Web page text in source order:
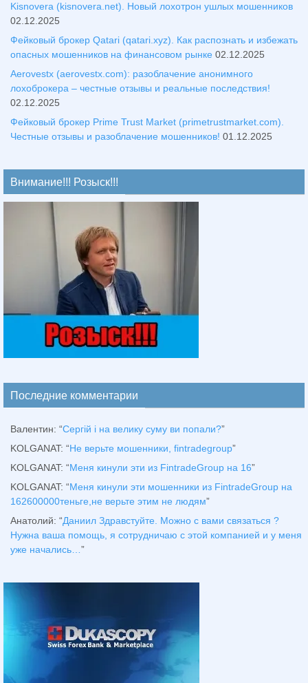
Kisnovera (kisnovera.net). Новый лохотрон ушлых мошенников
02.12.2025
Фейковый брокер Qatari (qatari.xyz). Как распознать и избежать
опасных мошенников на финансовом рынке 02.12.2025
Aerovestx (aerovestx.com): разоблачение анонимного
лохоброкера – честные отзывы и реальные последствия!
02.12.2025
Фейковый брокер Prime Trust Market (primetrustmarket.com).
Честные отзывы и разоблачение мошенников! 01.12.2025
Внимание!!! Розыск!!!
Последние комментарии
Валентин: “Сергій і на велику суму ви попали?”
KOLGANAT: “Не верьте мошенники, fintradegroup”
KOLGANAT: “Меня кинули эти из FintradeGroup на 16”
KOLGANAT: “Меня кинули эти мошенники из FintradeGroup на
162600000теньге,не верьте этим не людям”
Анатолий: “Даниил Здравстуйте. Можно с вами связаться ?
Нужна ваша помощь, я сотрудничаю с этой компанией и у меня
уже начались… ”